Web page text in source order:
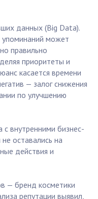
данных (Big Data).
упоминаний может
правильно
приоритеты и
касается времени
— залог снижения
по улучшению
с внутренними бизнес-
оставались на
действия и
— бренд косметики
репутации выявил,